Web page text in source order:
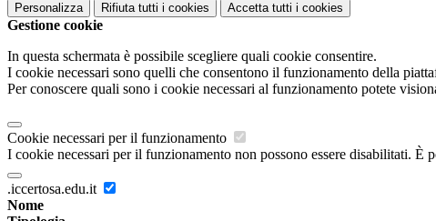
Personalizza Rifiuta tutti i cookies Accetta tutti i cookies
Gestione cookie
In questa schermata è possibile scegliere quali cookie consentire.
I cookie necessari sono quelli che consentono il funzionamento della
Per conoscere quali sono i cookie necessari al funzionamento potete
Cookie necessari per il funzionamento
I cookie necessari per il funzionamento non possono essere disabilitati.
.iccertosa.edu.it
Nome